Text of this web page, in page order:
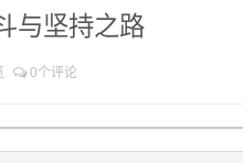
与坚持之路
0个评论